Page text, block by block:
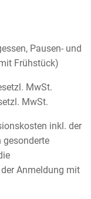
Pausen- und
Frühstück)
MwSt.
MwSt.
inkl. der
gesonderte
Anmeldung mit